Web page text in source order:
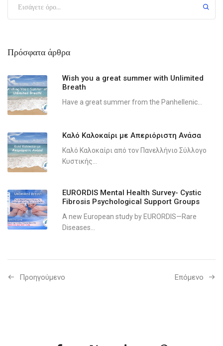
Πρόσφατα άρθρα
Wish you a great summer with Unlimited
Breath
Have a great summer from the Panhellenic...
Καλό Καλοκαίρι με Απεριόριστη Ανάσα
Καλό Καλοκαίρι από τον Πανελλήνιο Σύλλογο
Κυστικής...
EURORDIS Mental Health Survey- Cystic
Fibrosis Psychological Support Groups
A new European study by EURORDIS—Rare
Diseases...
Προηγούμενo Επόμενο